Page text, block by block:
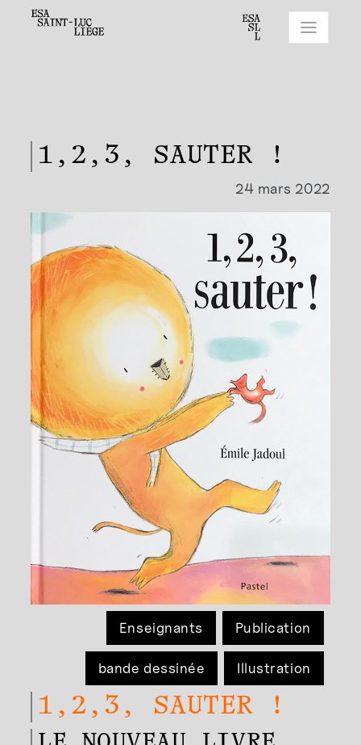
1,2,3, SAUTER !
24 mars 2022
Enseignants Publication
bande dessinée Illustration
1,2,3, SAUTER !